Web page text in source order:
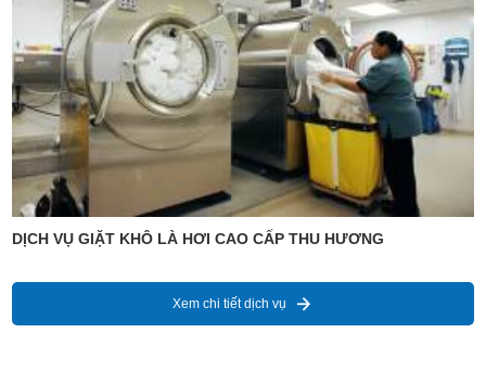
DỊCH VỤ GIẶT KHÔ LÀ HƠI CAO CẤP THU HƯƠNG
Xem chi tiết dịch vụ